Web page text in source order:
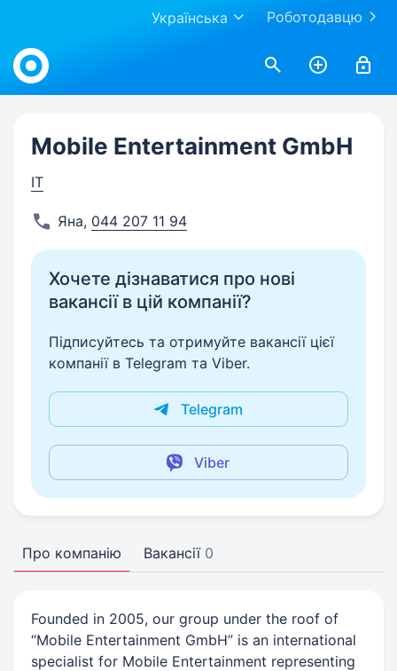
Роботодавцю
Українська
Work.ua
Mobile Entertainment GmbH
IT
Яна, 044 207 11 94
Хочете дізнаватися про нові
вакансії в цій компанії?
Підписуйтесь та отримуйте вакансії цієї
компанії в Telegram та Viber.
Telegram
Viber
Про компанію Вакансії 0
Founded in 2005, our group under the roof of
“Mobile Entertainment GmbH” is an international
specialist for Mobile Entertainment representing